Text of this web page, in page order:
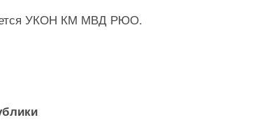
УКОН КМ МВД РЮО.